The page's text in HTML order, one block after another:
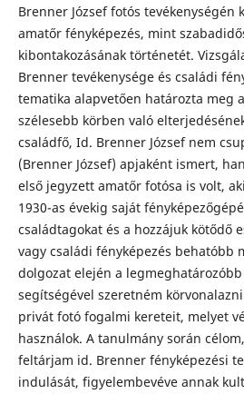
Brenner József fotós tevékenységén
amatőr fényképezés, mint
kibontakozásának történetét.
Brenner tevékenysége és családi
tematika alapvetően határozta meg
szélesebb körben való
családfő, Id. Brenner József nem
(Brenner József) apjaként ismert,
első jegyzett amatőr fotósa is volt,
1930-as évekig saját
családtagokat és a hozzájuk kötődő
vagy családi fényképezés behatóbb
dolgozat elején a
segítségével szeretném
privát fotó fogalmi kereteit, melyet
használok. A tanulmány során
feltárjam id. Brenner fényképezési
indulását, figyelembevéve annak